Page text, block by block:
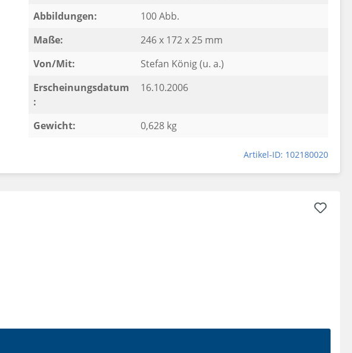
Abbildungen:
100 Abb.
Maße:
246 x 172 x 25 mm
Von/Mit:
Stefan König (u. a.)
Erscheinungsdatum
:
16.10.2006
Gewicht: 0,628 kg
Artikel-ID: 102180020